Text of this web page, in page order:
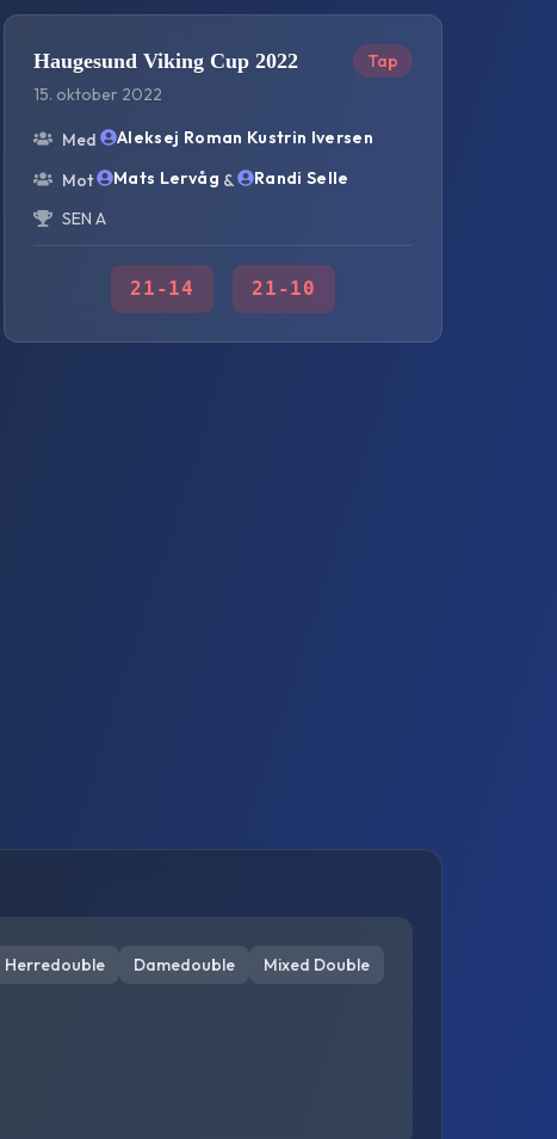
Haugesund Viking Cup 2022
15. oktober 2022
Tap
Med
Aleksej Roman Kustrin Iversen
Mot
Mats Lervåg &
Randi Selle
SEN A
21 -14 21 -10
Herredouble Damedouble Mixed Double